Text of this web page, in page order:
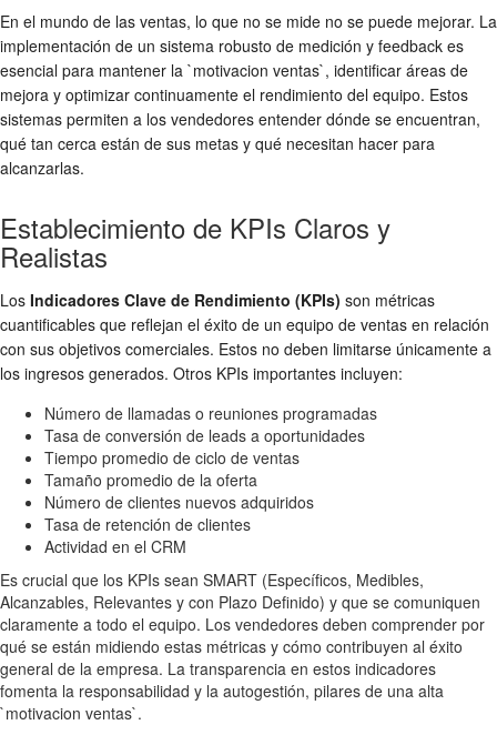
En el mundo de las ventas, lo que no se mide no se puede mejorar. La
implementación de un sistema robusto de medición y feedback es
esencial para mantener la `motivacion ventas`, identificar áreas de
mejora y optimizar continuamente el rendimiento del equipo. Estos
sistemas permiten a los vendedores entender dónde se encuentran,
qué tan cerca están de sus metas y qué necesitan hacer para
alcanzarlas.
Establecimiento de KPIs Claros y
Realistas
Los Indicadores Clave de Rendimiento (KPIs) son métricas
cuantificables que reflejan el éxito de un equipo de ventas en relación
con sus objetivos comerciales. Estos no deben limitarse únicamente a
los ingresos generados. Otros KPIs importantes incluyen:
Número de llamadas o reuniones programadas
Tasa de conversión de leads a oportunidades
Tiempo promedio de ciclo de ventas
Tamaño promedio de la oferta
Número de clientes nuevos adquiridos
Tasa de retención de clientes
Actividad en el CRM
Es crucial que los KPIs sean SMART (Específicos, Medibles,
Alcanzables, Relevantes y con Plazo Definido) y que se comuniquen
claramente a todo el equipo. Los vendedores deben comprender por
qué se están midiendo estas métricas y cómo contribuyen al éxito
general de la empresa. La transparencia en estos indicadores
fomenta la responsabilidad y la autogestión, pilares de una alta
`motivacion ventas`.